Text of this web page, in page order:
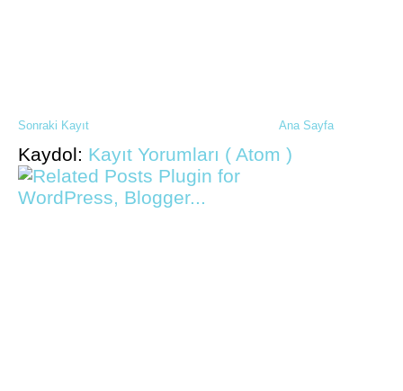
Sonraki Kayıt Ana Sayfa
Kaydol: Kayıt Yorumları ( Atom )